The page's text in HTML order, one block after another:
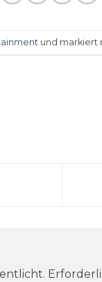
und markiert